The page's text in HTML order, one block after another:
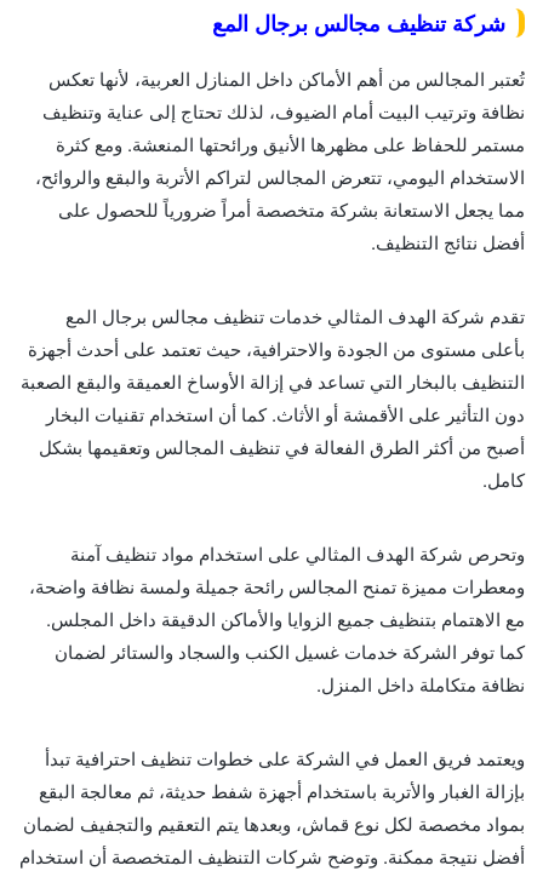
شركة تنظيف مجالس برجال المع
تُعتبر المجالس من أهم الأماكن داخل المنازل العربية، لأنها تعكس
نظافة وترتيب البيت أمام الضيوف، لذلك تحتاج إلى عناية وتنظيف
مستمر للحفاظ على مظهرها الأنيق ورائحتها المنعشة. ومع كثرة
الاستخدام اليومي، تتعرض المجالس لتراكم الأتربة والبقع والروائح،
مما يجعل الاستعانة بشركة متخصصة أمراً ضرورياً للحصول على
أفضل نتائج التنظيف.
تقدم شركة الهدف المثالي خدمات تنظيف مجالس برجال المع
بأعلى مستوى من الجودة والاحترافية، حيث تعتمد على أحدث أجهزة
التنظيف بالبخار التي تساعد في إزالة الأوساخ العميقة والبقع الصعبة
دون التأثير على الأقمشة أو الأثاث. كما أن استخدام تقنيات البخار
أصبح من أكثر الطرق الفعالة في تنظيف المجالس وتعقيمها بشكل
كامل.
وتحرص شركة الهدف المثالي على استخدام مواد تنظيف آمنة
ومعطرات مميزة تمنح المجالس رائحة جميلة ولمسة نظافة واضحة،
مع الاهتمام بتنظيف جميع الزوايا والأماكن الدقيقة داخل المجلس.
كما توفر الشركة خدمات غسيل الكنب والسجاد والستائر لضمان
نظافة متكاملة داخل المنزل.
ويعتمد فريق العمل في الشركة على خطوات تنظيف احترافية تبدأ
بإزالة الغبار والأتربة باستخدام أجهزة شفط حديثة، ثم معالجة البقع
بمواد مخصصة لكل نوع قماش، وبعدها يتم التعقيم والتجفيف لضمان
أفضل نتيجة ممكنة. وتوضح شركات التنظيف المتخصصة أن استخدام